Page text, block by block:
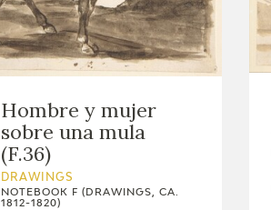
GOYA
Hombre y mujer
sobre una mula
(F.36)
DRAWINGS
NOTEBOOK F (DRAWINGS, CA.
1812-1820)